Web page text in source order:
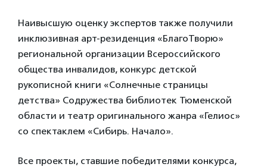
Наивысшую оценку экспертов также получили
инклюзивная арт-резиденция «БлагоТворю»
региональной организации Всероссийского
общества инвалидов, конкурс детской
рукописной книги «Солнечные страницы
детства» Содружества библиотек Тюменской
области и театр оригинального жанра «Гелиос»
со спектаклем «Сибирь. Начало».
Все проекты, ставшие победителями конкурса,